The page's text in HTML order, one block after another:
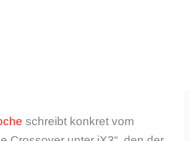
schreibt konkret vom